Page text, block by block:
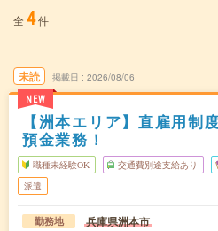
全 4件
未読
NEW
掲載日 2026/08/06
【洲本エリア】直雇用制
預金業務！
職種未経験OK 交通費別途支給あり
派遣
勤務地 兵庫県洲本市